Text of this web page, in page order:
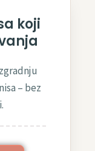
koji
– bez